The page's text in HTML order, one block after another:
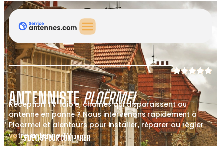
ANTENNISTEPLOËRMEL
Réception TV faible, chaînes qui disparaissent ou
antenne en panne ? Nous intervenons rapidement à
Ploërmel et alentours pour installer, réparer ou régler
votre antenne TV.
3 DEVIS POUR COMPARER